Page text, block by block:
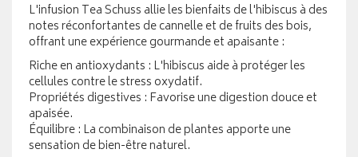
L'infusion Tea Schuss allie les bienfaits de l'hibiscus à des
notes réconfortantes de cannelle et de fruits des bois,
offrant une expérience gourmande et apaisante :
Riche en antioxydants : L'hibiscus aide à protéger les
cellules contre le stress oxydatif.
Propriétés digestives : Favorise une digestion douce et
apaisée.
Équilibre : La combinaison de plantes apporte une
sensation de bien-être naturel.